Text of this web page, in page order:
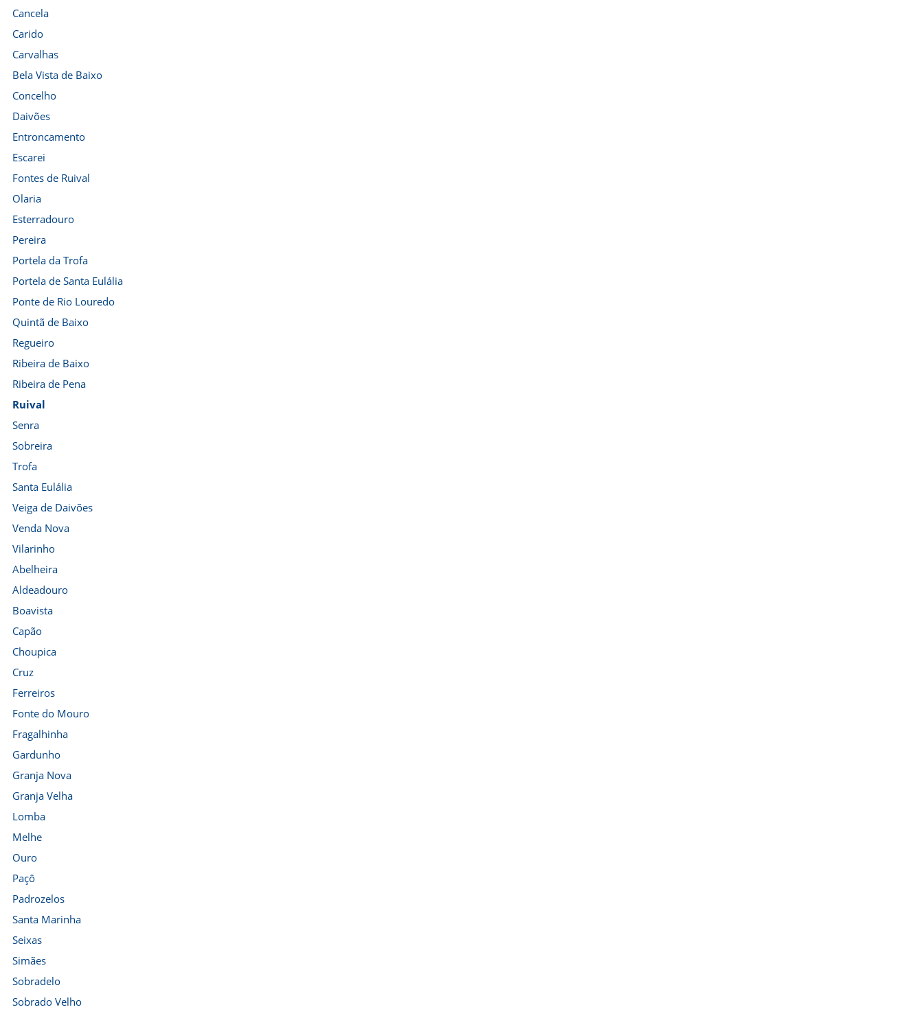
Cancela
Carido
Carvalhas
Bela Vista de Baixo
Concelho
Daivões
Entroncamento
Escarei
Fontes de Ruival
Olaria
Esterradouro
Pereira
Portela da Trofa
Portela de Santa Eulália
Ponte de Rio Louredo
Quintã de Baixo
Regueiro
Ribeira de Baixo
Ribeira de Pena
Ruival
Senra
Sobreira
Trofa
Santa Eulália
Veiga de Daivões
Venda Nova
Vilarinho
Abelheira
Aldeadouro
Boavista
Capão
Choupica
Cruz
Ferreiros
Fonte do Mouro
Fragalhinha
Gardunho
Granja Nova
Granja Velha
Lomba
Melhe
Ouro
Paçô
Padrozelos
Santa Marinha
Seixas
Simães
Sobradelo
Sobrado Velho